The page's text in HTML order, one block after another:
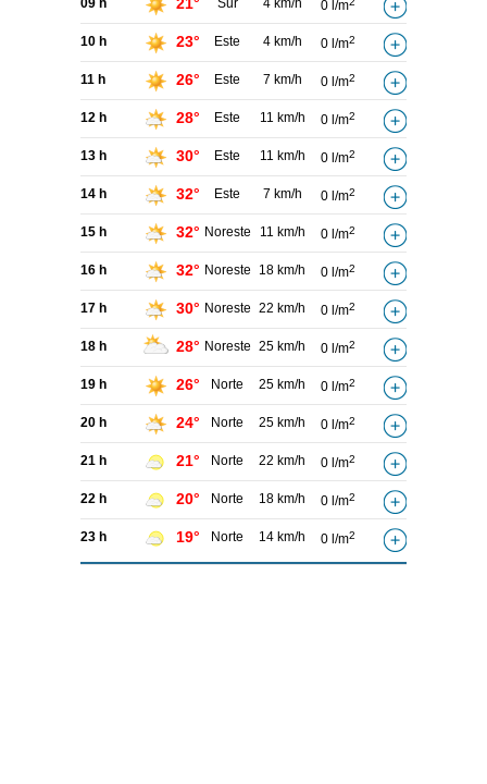
09 h 21° Sur 4 km/h 0 l/m
10 h 23° Este 4 km/h 0 l/m2
11 h 26° Este 7 km/h 0 l/m2
12 h 28° Este 11 km/h 0 l/m2
13 h 30° Este 11 km/h 0 l/m2
14 h 32° Este 7 km/h 0 l/m2
15 h 32° Noreste 11 km/h 0 l/m2
16 h 32° Noreste 18 km/h 0 l/m2
17 h 30° Noreste 22 km/h 0 l/m2
18 h 28° Noreste 25 km/h 0 l/m2
19 h 26° Norte 25 km/h 0 l/m2
20 h 24° Norte 25 km/h 0 l/m2
21 h 21° Norte 22 km/h 0 l/m2
22 h 20° Norte 18 km/h 0 l/m2
23 h 19° Norte 14 km/h 0 l/m2